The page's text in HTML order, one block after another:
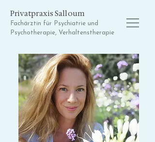
Privatpraxis Salloum
Fachärztin für Psychiatrie und
Psychotherapie, Verhaltenstherapie